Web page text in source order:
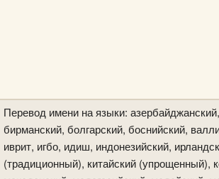
Перевод имени на языки:
бирманский, болгарский, боснийский,
иврит, игбо, идиш, индонезийский,
(традиционный), китайский (упрощенный),